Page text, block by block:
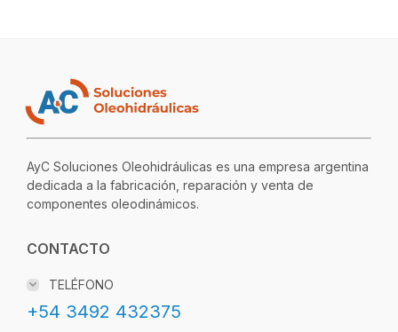
AyC Soluciones Oleohidráulicas es una empresa argentina
dedicada a la fabricación, reparación y venta de
componentes oleodinámicos.
CONTACTO
TELÉFONO
+54 3492 432375